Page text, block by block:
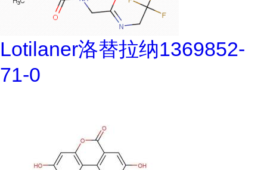
Lotilaner洛替拉纳1369852-
71-0